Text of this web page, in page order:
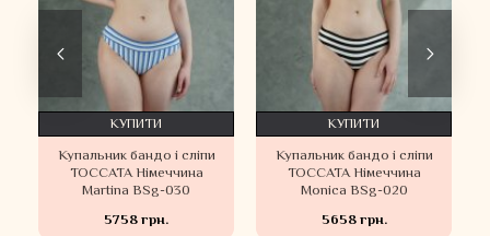
Купальник бандо і сліпи
TOCCATA Німеччина
Martina BSg-030
5758 грн.
КУПИТИ
Купальник бандо і сліпи
TOCCATA Німеччина
Monica BSg-020
5658 грн.
КУПИТИ